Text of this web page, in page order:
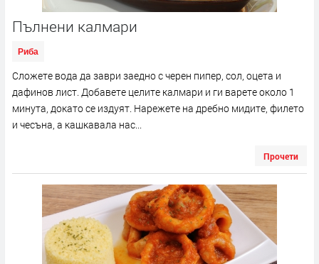
Пълнени калмари
Риба
Сложете вода да заври заедно с черен пипер, сол, оцета и
дафинов лист. Добавете целите калмари и ги варете около 1
минута, докато се издуят. Нарежете на дребно мидите, филето
и чесъна, а кашкавала нас...
Прочети